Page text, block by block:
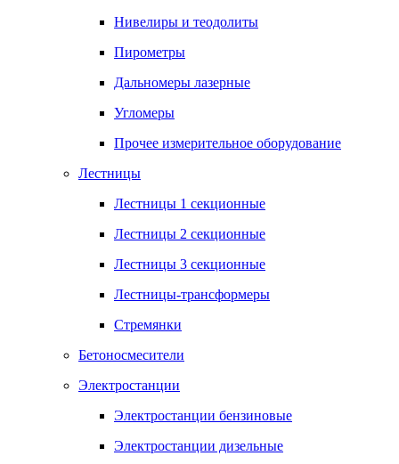
Нивелиры и теодолиты
Пирометры
Дальномеры лазерные
Угломеры
Прочее измерительное оборудование
Лестницы
Лестницы 1 секционные
Лестницы 2 секционные
Лестницы 3 секционные
Лестницы-трансформеры
Стремянки
Бетоносмесители
Электростанции
Электростанции бензиновые
Электростанции дизельные